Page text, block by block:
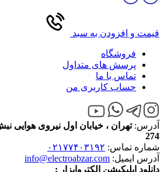
قیمت و افزودن به سبد
فروشگاه
پرسش های متداول
تماس با ما
حساب کاربری من
آدرس:تهران ، خیابان اول نیروی هوایی
274
شماره تماس: ۰۲۱۷۷۴۰۳۱۹۲
آدرس ایمیل: info@electroabzar.com
دانلود اپلیکیشن الکتروابزار :